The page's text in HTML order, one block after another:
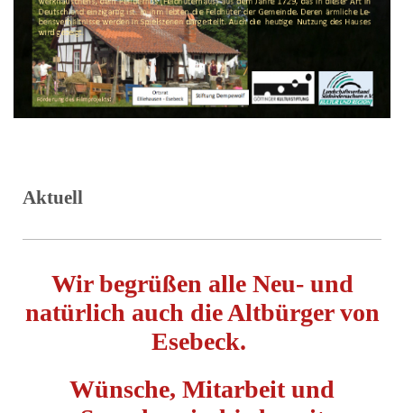
Aktuell
Wir begrüßen alle Neu- und
natürlich auch die Altbürger von
Esebeck.
Wünsche, Mitarbeit und